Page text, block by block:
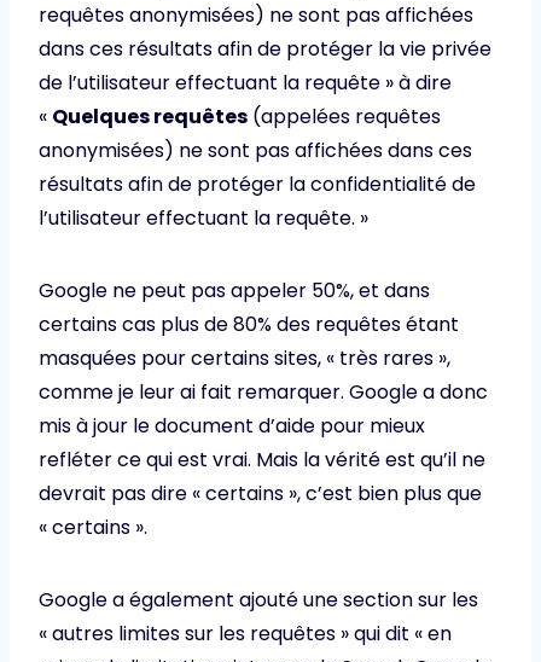
requêtes anonymisées) ne sont pas affichées
dans ces résultats afin de protéger la vie privée
de l’utilisateur effectuant la requête » à dire
« Quelques requêtes (appelées requêtes
anonymisées) ne sont pas affichées dans ces
résultats afin de protéger la confidentialité de
l’utilisateur effectuant la requête. »
Google ne peut pas appeler 50%, et dans
certains cas plus de 80% des requêtes étant
masquées pour certains sites, « très rares »,
comme je leur ai fait remarquer. Google a donc
mis à jour le document d’aide pour mieux
refléter ce qui est vrai. Mais la vérité est qu’il ne
devrait pas dire « certains », c’est bien plus que
« certains ».
Google a également ajouté une section sur les
« autres limites sur les requêtes » qui dit « en